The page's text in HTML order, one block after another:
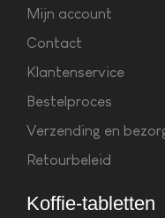
Mijn account
Contact
Klantenservice
Bestelproces
Verzending en
Retourbeleid
Koffie-tabletten